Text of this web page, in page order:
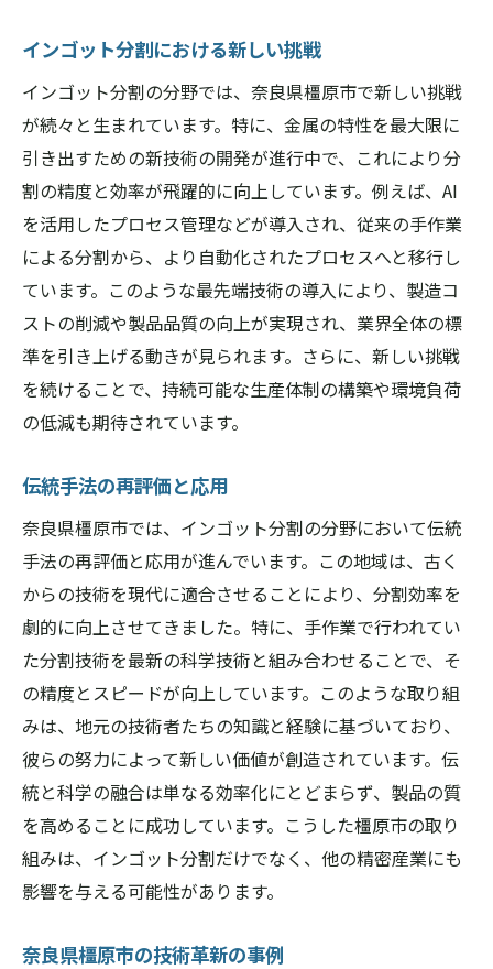
インゴット分割における新しい挑戦
インゴット分割の分野では、奈良県橿原市で新しい挑戦
が続々と生まれています。特に、金属の特性を最大限に
引き出すための新技術の開発が進行中で、これにより分
割の精度と効率が飛躍的に向上しています。例えば、AI
を活用したプロセス管理などが導入され、従来の手作業
による分割から、より自動化されたプロセスへと移行し
ています。このような最先端技術の導入により、製造コ
ストの削減や製品品質の向上が実現され、業界全体の標
準を引き上げる動きが見られます。さらに、新しい挑戦
を続けることで、持続可能な生産体制の構築や環境負荷
の低減も期待されています。
伝統手法の再評価と応用
奈良県橿原市では、インゴット分割の分野において伝統
手法の再評価と応用が進んでいます。この地域は、古く
からの技術を現代に適合させることにより、分割効率を
劇的に向上させてきました。特に、手作業で行われてい
た分割技術を最新の科学技術と組み合わせることで、そ
の精度とスピードが向上しています。このような取り組
みは、地元の技術者たちの知識と経験に基づいており、
彼らの努力によって新しい価値が創造されています。伝
統と科学の融合は単なる効率化にとどまらず、製品の質
を高めることに成功しています。こうした橿原市の取り
組みは、インゴット分割だけでなく、他の精密産業にも
影響を与える可能性があります。
奈良県橿原市の技術革新の事例